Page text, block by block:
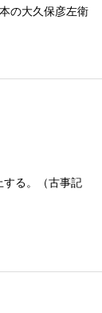
の大久保彦左衛
る。（古事記